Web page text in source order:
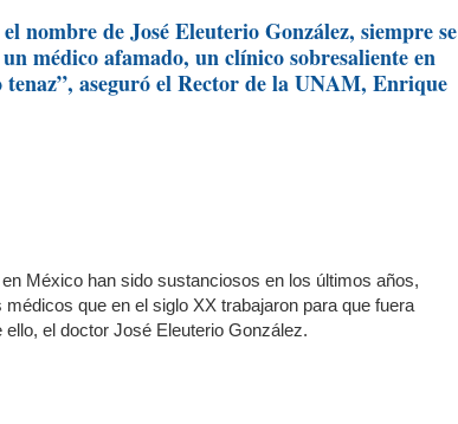
nombre de José Eleuterio González, siempre se
médico afamado, un clínico sobresaliente en
aseguró el Rector de la UNAM, Enrique
México han sido sustanciosos en los últimos años,
que en el siglo XX trabajaron para que fuera
ello, el doctor José Eleuterio González.